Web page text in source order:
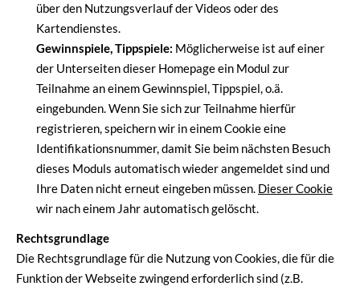
über den Nutzungsverlauf der Videos oder des
Kartendienstes.
Gewinnspiele, Tippspiele: Möglicherweise ist auf einer
der Unterseiten dieser Homepage ein Modul zur
Teilnahme an einem Gewinnspiel, Tippspiel, o.ä.
eingebunden. Wenn Sie sich zur Teilnahme hierfür
registrieren, speichern wir in einem Cookie eine
Identifikationsnummer, damit Sie beim nächsten Besuch
dieses Moduls automatisch wieder angemeldet sind und
Ihre Daten nicht erneut eingeben müssen. Dieser Cookie
wir nach einem Jahr automatisch gelöscht.
Rechtsgrundlage
Die Rechtsgrundlage für die Nutzung von Cookies, die für die
Funktion der Webseite zwingend erforderlich sind (z.B.